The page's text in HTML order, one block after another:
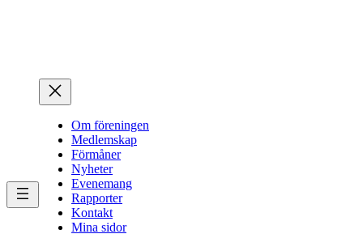
Om föreningen
Medlemskap
Förmåner
Nyheter
Evenemang
Rapporter
Kontakt
Mina sidor